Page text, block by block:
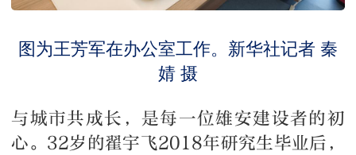
图为王芳军在办公室工作。新华社记者 秦
婧 摄
与城市共成长，是每一位雄安建设者的初
心。32岁的翟宇飞2018年研究生毕业后，